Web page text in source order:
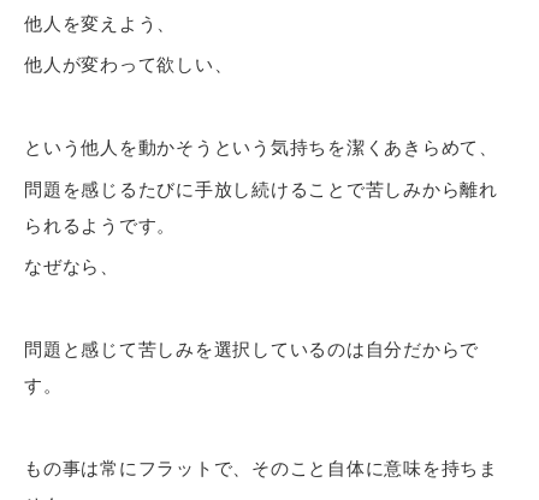
他人を変えよう、
他人が変わって欲しい、
という他人を動かそうという気持ちを潔くあきらめて、
問題を感じるたびに手放し続けることで苦しみから離れ
られるようです。
なぜなら、
問題と感じて苦しみを選択しているのは自分だからで
す。
もの事は常にフラットで、そのこと自体に意味を持ちま